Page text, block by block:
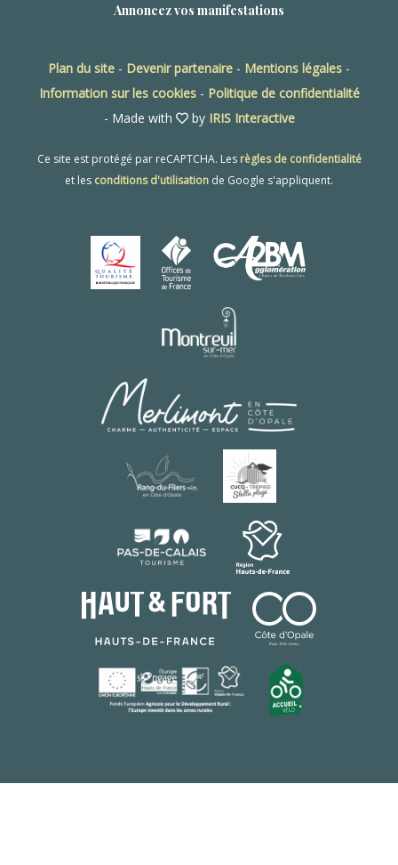
Annoncez vos manifestations
Plan du site - Devenir partenaire - Mentions légales -
Information sur les cookies- Politique de confidentialité
- Made with
by IRIS Interactive
Ce site est protégé par reCAPTCHA. Les règles de confidentialité
et les conditions d'utilisation de Google s'appliquent.